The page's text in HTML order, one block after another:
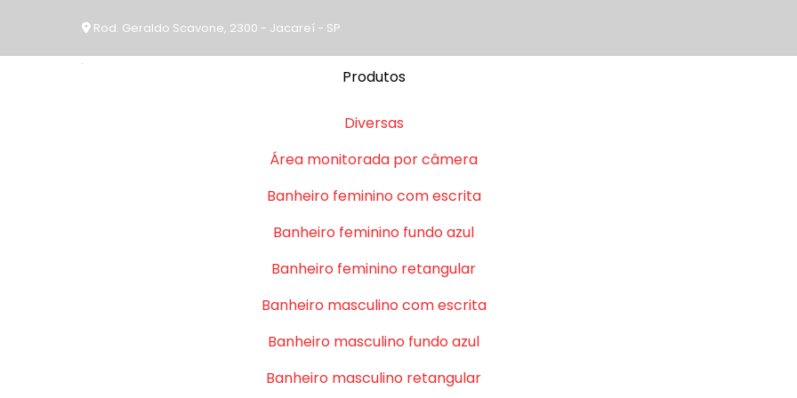
Rod. Geraldo Scavone, 2300 - Jacareí - SP
Produtos
Diversas
Área monitorada por câmera
Banheiro feminino com escrita
Banheiro feminino fundo azul
Banheiro feminino retangular
Banheiro masculino com escrita
Banheiro masculino fundo azul
Banheiro masculino retangular